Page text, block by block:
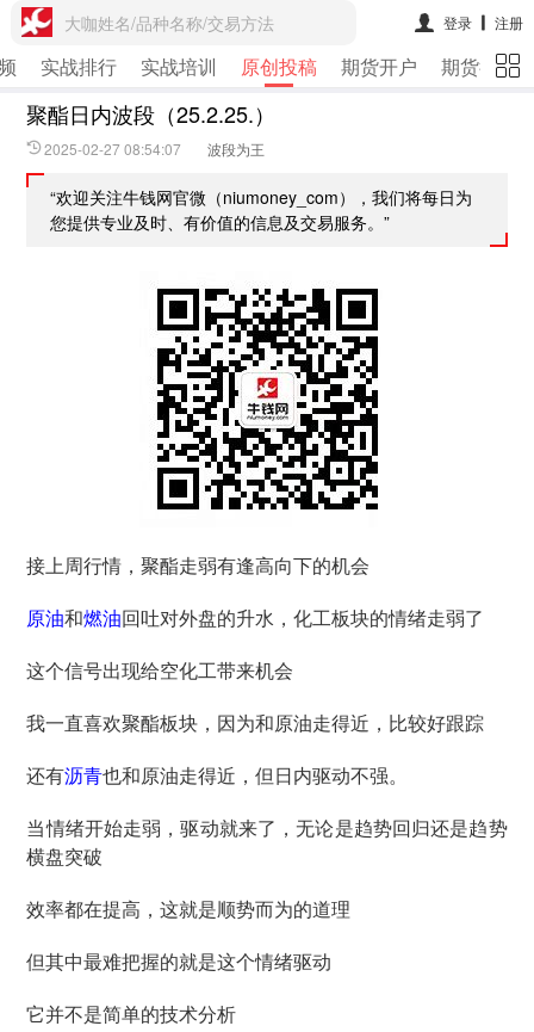
大咖姓名/品种名称/交易方法 登录 注册
实战排行 实战培训 原创投稿 期货开户 期货行情
聚酯日内波段（25.2.25.）
2025-02-27 08:54:07 波段为王
“欢迎关注牛钱网官微（niumoney_com），我们将每日为
您提供专业及时、有价值的信息及交易服务。”
接上周行情，聚酯走弱有逢高向下的机会
原油和燃油回吐对外盘的升水，化工板块的情绪走弱了
这个信号出现给空化工带来机会
我一直喜欢聚酯板块，因为和原油走得近，比较好跟踪
还有沥青也和原油走得近，但日内驱动不强。
当情绪开始走弱，驱动就来了，无论是趋势回归还是趋势
横盘突破
效率都在提高，这就是顺势而为的道理
但其中最难把握的就是这个情绪驱动
它并不是简单的技术分析